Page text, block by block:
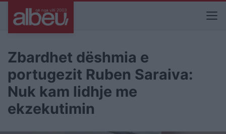
Zbardhet dëshmia e
portugezit Ruben Saraiva:
Nuk kam lidhje me
ekzekutimin